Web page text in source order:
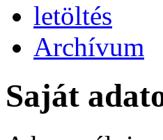
letöltés
Archívum
Saját